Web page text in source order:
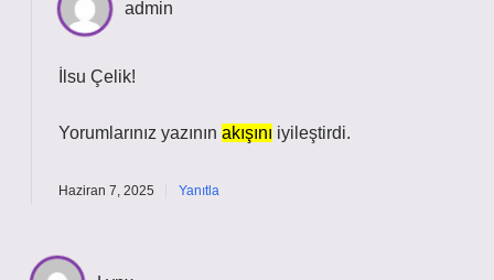
admin
İlsu Çelik!
Yorumlarınız yazının akışını iyileştirdi.
Haziran 7, 2025 Yanıtla